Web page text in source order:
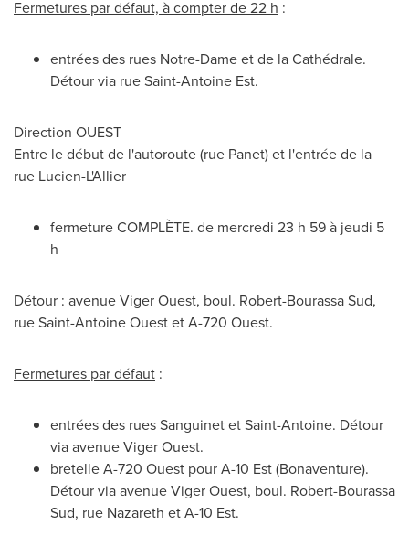
Fermetures par défaut, à compter de 22 h :
entrées des rues Notre-Dameet de la Cathédrale.
Détour via rue Saint-Antoine Est.
Direction OUEST
Entre le début de l'autoroute (rue Panet) et l'entrée de la
rue Lucien-L'Allier
fermeture COMPLÈTE. de mercredi 23 h 59 à jeudi 5
h
Détour : avenue Viger Ouest, boul. Robert-Bourassa Sud,
rue Saint-Antoine Ouest et A-720 Ouest.
Fermetures par défaut :
entrées des rues Sanguinet etSaint-Antoine. Détour
via avenue Viger Ouest.
bretelle A-720 Ouest pour A-10 Est (Bonaventure).
Détour via avenue Viger Ouest, boul. Robert-Bourassa
Sud, rue Nazareth et A-10 Est.